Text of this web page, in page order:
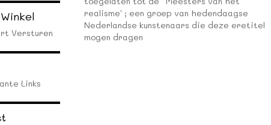
My memories
realisme' ; een groep van hedendaagse
Nederlandse kunstenaars die deze eretitel
mogen dragen
Versturen
Links